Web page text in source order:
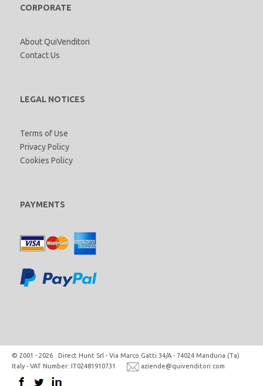
CORPORATE
About QuiVenditori
Contact Us
LEGAL NOTICES
Terms of Use
Privacy Policy
Cookies Policy
PAYMENTS
© 2001 - 2026 Direct Hunt Srl - Via Marco Gatti 34/A - 74024 Manduria (Ta)
Italy - VAT Number: IT02481910731
aziende@quivenditori.com